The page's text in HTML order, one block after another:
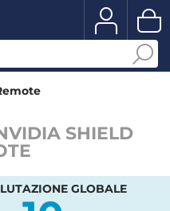
SHIELD
GLOBALE